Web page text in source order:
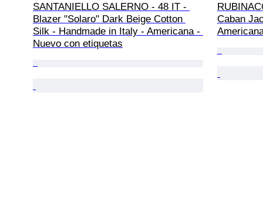
SANTANIELLO SALERNO - 48 IT -
Blazer "Solaro" Dark Beige Cotton
Silk - Handmade in Italy - Americana -
Nuevo con etiquetas
Caban